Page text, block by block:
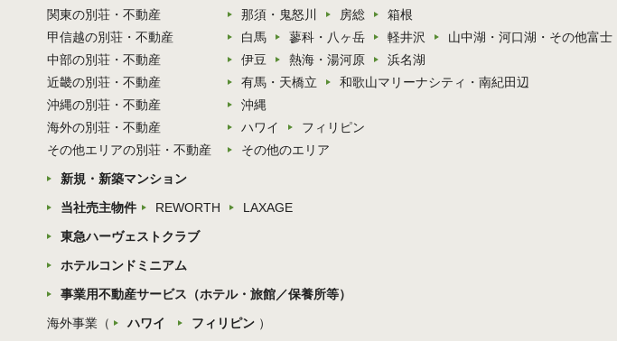
関東の別荘・不動産
那須・鬼怒川 房総
箱根
甲信越の別荘・不動産
白馬 蓼科・八ヶ岳 軽井沢
山中湖・河口湖・その他富士
中部の別荘・不動産
伊豆 熱海・湯河原
浜名湖
近畿の別荘・不動産
有馬・天橋立
和歌山マリーナシティ・南紀田辺
沖縄の別荘・不動産
沖縄
海外の別荘・不動産
ハワイ
フィリピン
その他エリアの別荘・不動産
その他のエリア
新規・新築マンション
当社売主物件
REWORTH
LAXAGE
東急ハーヴェストクラブ
ホテルコンドミニアム
事業用不動産サービス（ホテル・旅館／保養所等）
海外事業（
ハワイ フィリピン ）